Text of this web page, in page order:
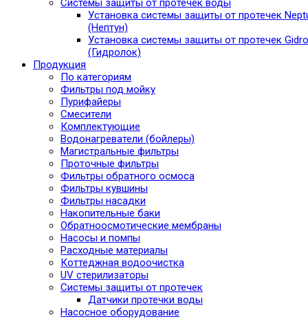
Системы защиты от протечек воды
Установка системы защиты от протечек
(Нептун)
Установка системы защиты от протечек
(Гидролок)
Продукция
По категориям
Фильтры под мойку
Пурифайеры
Смесители
Комплектующие
Водонагреватели (бойлеры)
Магистральные фильтры
Проточные фильтры
Фильтры обратного осмоса
Фильтры кувшины
Фильтры насадки
Накопительные баки
Обратноосмотические мембраны
Насосы и помпы
Расходные материалы
Коттеджная водоочистка
UV стерилизаторы
Системы защиты от протечек
Датчики протечки воды
Насосное оборудование